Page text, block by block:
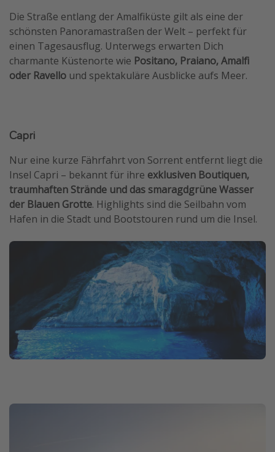
Die Straße entlang der Amalfiküste gilt als eine der
schönsten Panoramastraßen der Welt – perfekt für
einen Tagesausflug. Unterwegs erwarten Dich
charmante Küstenorte wie Positano, Praiano, Amalfi
oder Ravello und spektakuläre Ausblicke aufs Meer.
Capri
Nur eine kurze Fährfahrt von Sorrent entfernt liegt die
Insel Capri – bekannt für ihre exklusiven Boutiquen,
traumhaften Strände und das smaragdgrüne Wasser
der Blauen Grotte. Highlights sind die Seilbahn vom
Hafen in die Stadt und Bootstouren rund um die Insel.